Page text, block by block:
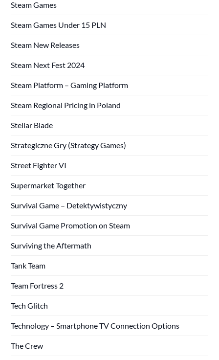
Steam Games
Steam Games Under 15 PLN
Steam New Releases
Steam Next Fest 2024
Steam Platform – Gaming Platform
Steam Regional Pricing in Poland
Stellar Blade
Strategiczne Gry (Strategy Games)
Street Fighter VI
Supermarket Together
Survival Game – Detektywistyczny
Survival Game Promotion on Steam
Surviving the Aftermath
Tank Team
Team Fortress 2
Tech Glitch
Technology – Smartphone TV Connection Options
The Crew